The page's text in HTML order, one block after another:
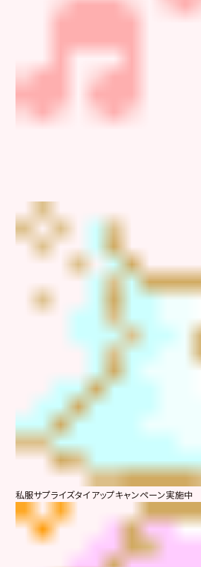
私服サプライズタイアップキャンペーン実施中